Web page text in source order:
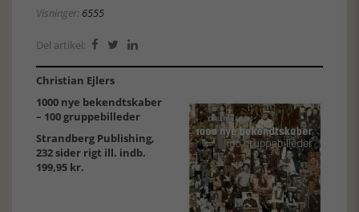
Visninger: 6555
Del artikel:   
Christian Ejlers
1000 nye bekendtskaber
– 100 gruppebilleder
Strandberg Publishing,
232 sider rigt ill. indb.
199,95 kr.